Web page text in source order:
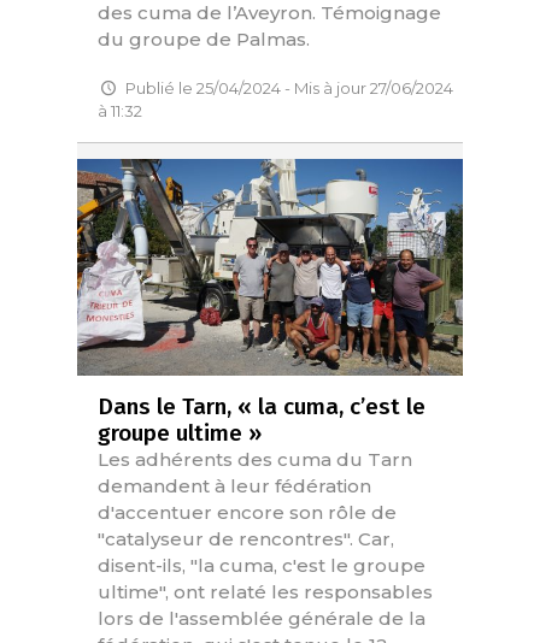
des cuma de l’Aveyron. Témoignage
du groupe de Palmas.
Publié le 25/04/2024 - Mis à jour 27/06/2024
à 11:32
Dans le Tarn, « la cuma, c’est le
groupe ultime »
Les adhérents des cuma du Tarn
demandent à leur fédération
d'accentuer encore son rôle de
"catalyseur de rencontres". Car,
disent-ils, "la cuma, c'est le groupe
ultime", ont relaté les responsables
lors de l'assemblée générale de la